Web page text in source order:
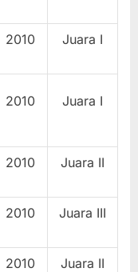
2010 Juara I
2010 Juara I
2010 Juara II
2010 Juara III
2010 Juara II